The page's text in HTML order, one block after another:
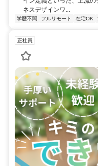
ネスデザインワ...
学歴不問 フルリモート 在宅OK
正社員